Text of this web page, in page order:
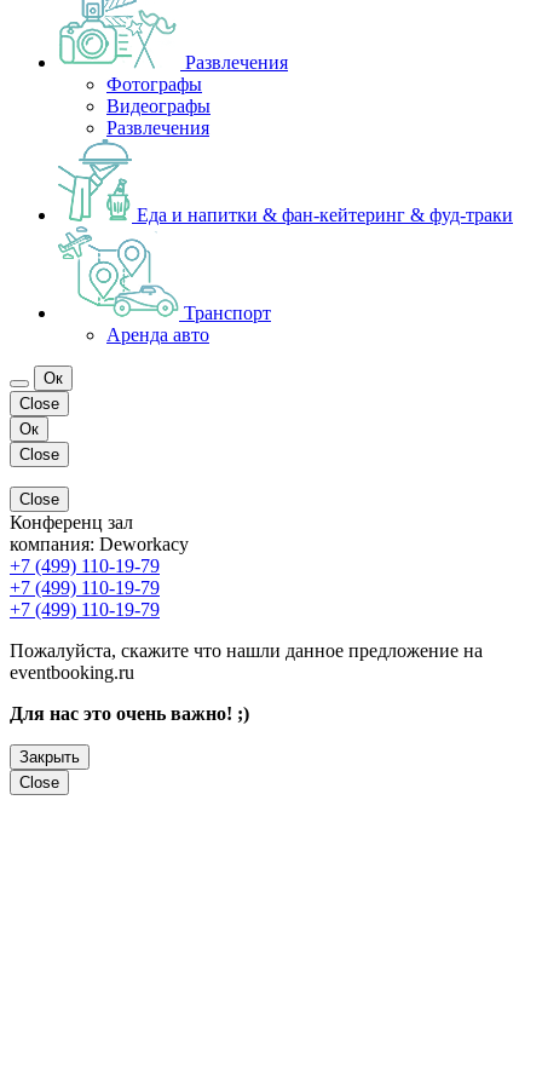
Развлечения
Фотографы
Видеографы
Развлечения
Еда и напитки & фан-кейтеринг & фуд-траки
Транспорт
Аренда авто
Ок
Close
Ок
Close
Close
Конференц зал
компания: Deworkacy
+7 (499) 110-19-79
+7 (499) 110-19-79
+7 (499) 110-19-79
Пожалуйста, скажите что нашли данное предложение на
eventbooking.ru
Для нас это очень важно! ;)
Закрыть
Close